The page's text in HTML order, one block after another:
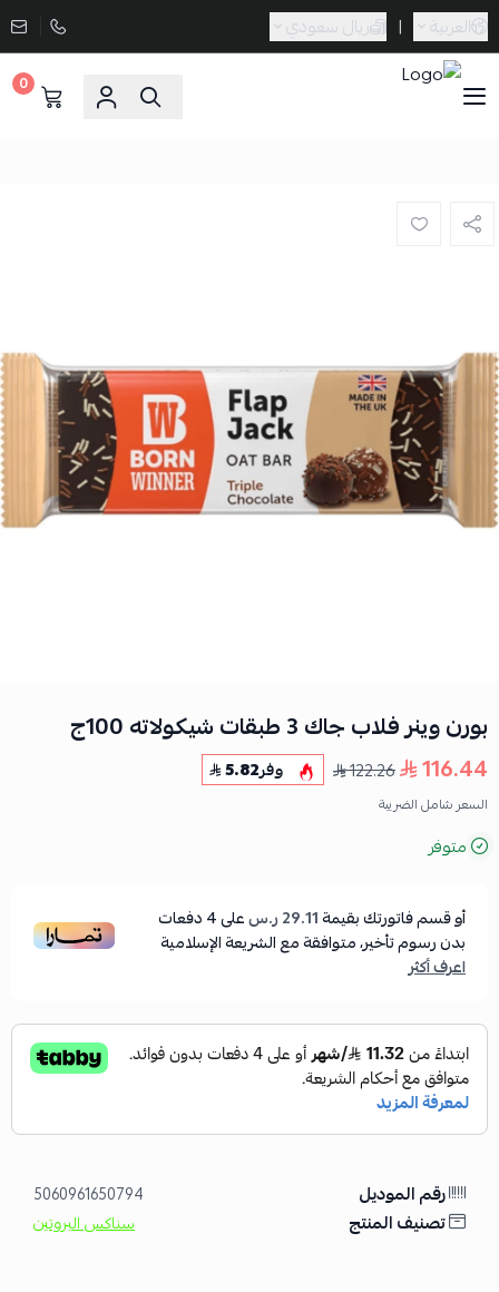
العربية | ريال سعودي
0
بورن وينر فلاب جاك 3 طبقات شيكولاته 100ج
116.44
122.26 وفر5.82
السعر شامل الضريبة
متوفر
أو قسم فاتورتك بقيمة29.11 ر.س على4دفعات
بدون رسوم تأخير، متوافقة مع الشريعة الإسلامية
اعرف أكثر
رقم الموديل 5060961650794
تصنيف المنتج سناكس البروتين